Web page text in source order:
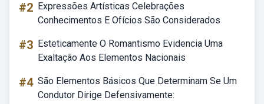
#2 Expressões Artísticas Celebrações
Conhecimentos E Ofícios São Considerados
#3 Esteticamente O Romantismo Evidencia Uma
Exaltação Aos Elementos Nacionais
#4 São Elementos Básicos Que Determinam Se Um
Condutor Dirige Defensivamente: